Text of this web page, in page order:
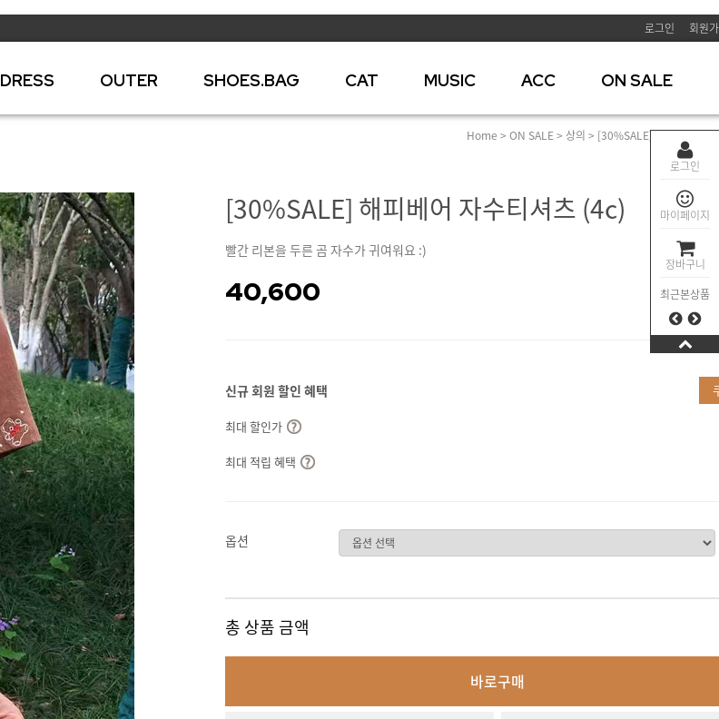
로그인
마이페이지
장바구니
최근본상품
로그인 회원
DRESS OUTER SHOES.BAG CAT MUSIC ACC ON SALE
Home > ON SALE> 상의 > [30%SALE] 해피베어 자
[30%SALE] 해피베어 자수티셔츠 (4c)
빨간 리본을 두른 곰 자수가 귀여워요 :)
40,600
신규 회원 할인 혜택
최대 할인가
최대 적립 혜택
옵션
총 상품 금액
바로구매